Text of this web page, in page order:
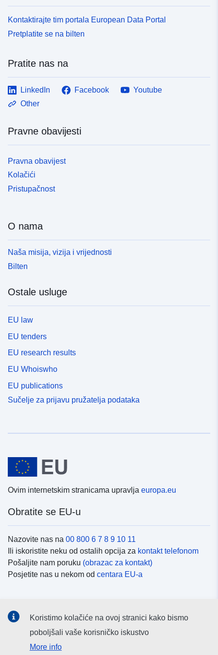
Kontaktirajte tim portala European Data Portal
Pretplatite se na bilten
Pratite nas na
LinkedIn Facebook
Youtube
Other
Pravne obavijesti
Pravna obavijest
Kolačići
Pristupačnost
O nama
Naša misija, vizija i vrijednosti
Bilten
Ostale usluge
EU law
EU tenders
EU research results
EU Whoiswho
EU publications
Sučelje za prijavu pružatelja podataka
Ovim internetskim stranicama upravlja europa.eu
Obratite se EU-u
Nazovite nas na 00 800 6 7 8 9 10 11
Ili iskoristite neku od ostalih opcija za kontakt telefonom
Pošaljite nam poruku (obrazac za kontakt)
Posjetite nas u nekom od centara EU-a
Potražite kanale EU-a nadruštvenim mrežama
Koristimo kolačiće na ovoj stranici kako bismo
poboljšali vaše korisničko iskustvo
More info